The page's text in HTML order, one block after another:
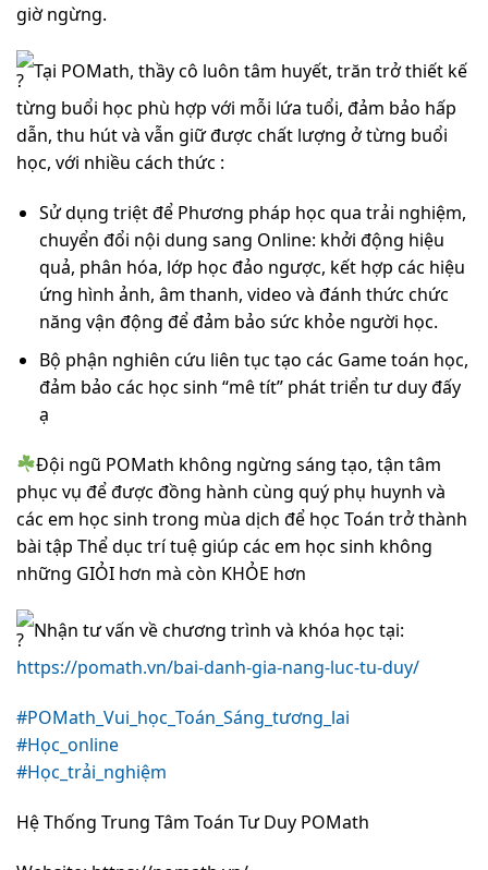
giờ ngừng.
Tại POMath, thầy cô luôn tâm huyết, trăn trở thiết kế
từng buổi học phù hợp với mỗi lứa tuổi, đảm bảo hấp
dẫn, thu hút và vẫn giữ được chất lượng ở từng buổi
học, với nhiều cách thức :
Sử dụng triệt để Phương pháp học qua trải nghiệm,
chuyển đổi nội dung sang Online: khởi động hiệu
quả, phân hóa, lớp học đảo ngược, kết hợp các hiệu
ứng hình ảnh, âm thanh, video và đánh thức chức
năng vận động để đảm bảo sức khỏe người học.
Bộ phận nghiên cứu liên tục tạo các Game toán học,
đảm bảo các học sinh “mê tít” phát triển tư duy đấy
ạ
Đội ngũ POMath không ngừng sáng tạo, tận tâm
phục vụ để được đồng hành cùng quý phụ huynh và
các em học sinh trong mùa dịch để học Toán trở thành
bài tập Thể dục trí tuệ giúp các em học sinh không
những GIỎI hơn mà còn KHỎE hơn
Nhận tư vấn về chương trình và khóa học tại:
https://pomath.vn/bai-danh-gia-nang-luc-tu-duy/
#POMath_Vui_học_Toán_Sáng_tương_lai
#Học_online
#Học_trải_nghiệm
Hệ Thống Trung Tâm Toán Tư Duy POMath